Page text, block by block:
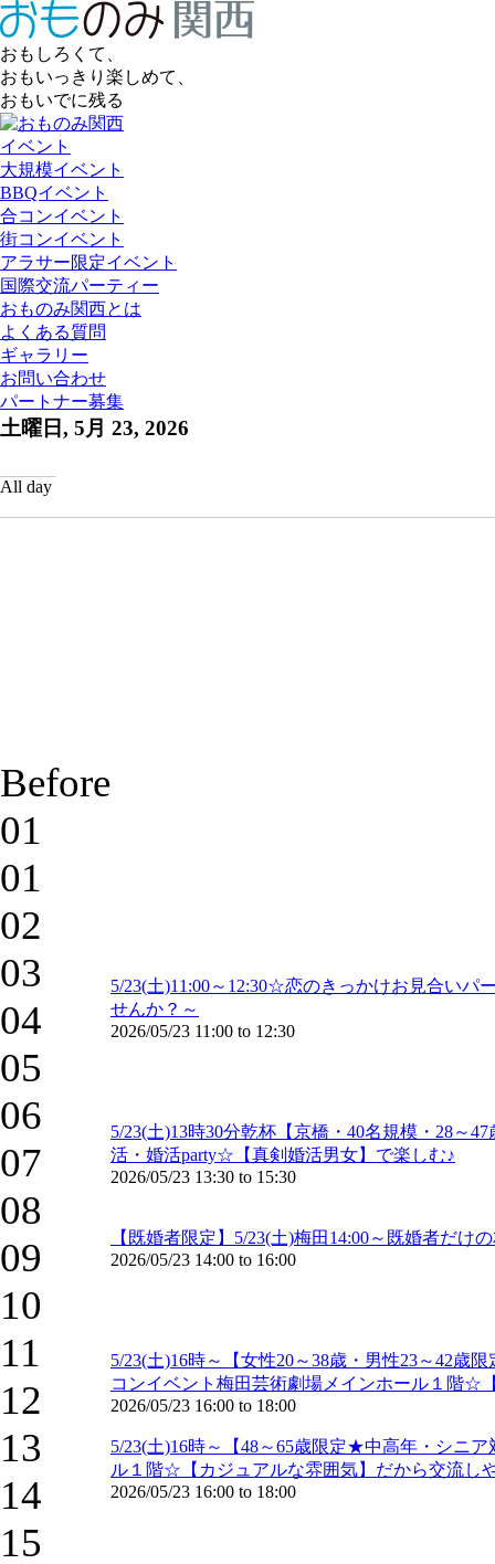
おもしろくて、
おもいっきり楽しめて、
おもいでに残る
イベント
大規模イベント
BBQイベント
合コンイベント
街コンイベント
アラサー限定イベント
国際交流パーティー
おものみ関西とは
よくある質問
ギャラリー
お問い合わせ
パートナー募集
土曜日, 5月 23, 2026
All day
Before
01
01
02
03
04
05
06
07
08
09
10
11
12
13
14
15
5/23(土)11:00～12:30☆恋のきっかけお見合いパ
せんか？～
2026/05/23 11:00 to 12:30
5/23(土)13時30分乾杯【京橋・40名規模・28～
活・婚活party☆【真剣婚活男女】で楽しむ♪
2026/05/23 13:30 to 15:30
【既婚者限定】5/23(土)梅田14:00～既婚者だ
2026/05/23 14:00 to 16:00
5/23(土)16時～【女性20～38歳・男性23～42
コンイベント梅田芸術劇場メインホール１階☆
2026/05/23 16:00 to 18:00
5/23(土)16時～【48～65歳限定★中高年・シニ
ル１階☆【カジュアルな雰囲気】だから交流し
2026/05/23 16:00 to 18:00